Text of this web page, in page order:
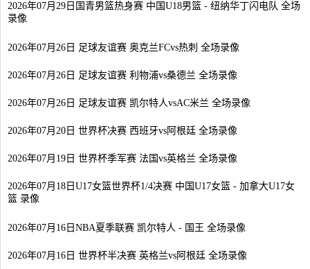
2026年07月29日国青男篮热身赛 中国U18男篮 - 纽纳华丁闪电队 全场
录像
2026年07月26日 足球友谊赛 奥克兰FCvs热刺 全场录像
2026年07月26日 足球友谊赛 利物浦vs桑德兰 全场录像
2026年07月26日 足球友谊赛 凯尔特人vsAC米兰 全场录像
2026年07月20日 世界杯决赛 西班牙vs阿根廷 全场录像
2026年07月19日 世界杯季军赛 法国vs英格兰 全场录像
2026年07月18日U17女篮世界杯1/4决赛 中国U17女篮 - 加拿大U17女
篮 录像
2026年07月16日NBA夏季联赛 凯尔特人 - 国王 全场录像
2026年07月16日 世界杯半决赛 英格兰vs阿根廷 全场录像